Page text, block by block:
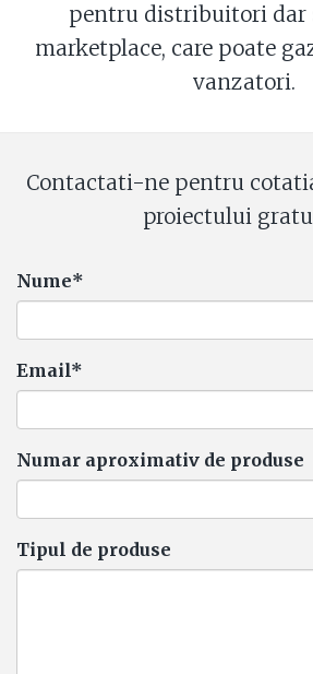
pentru distribuitori dar
marketplace, care poate
vanzatori.
Contactati-ne pentru
proiectului
Nume*
Email*
Numar aproximativ de produse
Tipul de produse